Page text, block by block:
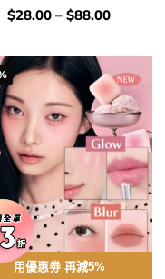
價
$28.00 – $88.00
用優惠劵 再減5%